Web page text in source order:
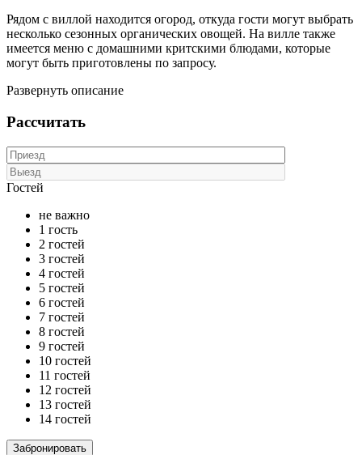
Рядом с виллой находится огород, откуда гости могут выбрать
несколько сезонных органических овощей. На вилле также
имеется меню с домашними критскими блюдами, которые
могут быть приготовлены по запросу.
Развернуть описание
Рассчитать
Гостей
не важно
1 гость
2 гостей
3 гостей
4 гостей
5 гостей
6 гостей
7 гостей
8 гостей
9 гостей
10 гостей
11 гостей
12 гостей
13 гостей
14 гостей